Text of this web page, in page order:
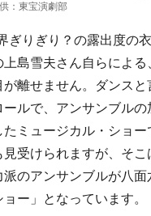
：東宝演劇部
ぎりぎり？の露出度の
島雪夫さん自らによる
離せません。ダンス
ルで、アンサンブル
ミュージカル・ショ
見受けられますが、そ
のアンサンブルが八
ー」となっています。